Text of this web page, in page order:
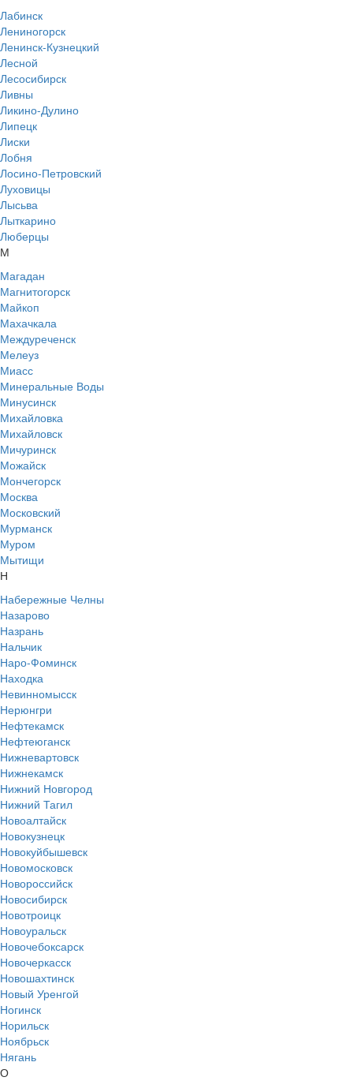
Лабинск
Лениногорск
Ленинск-Кузнецкий
Лесной
Лесосибирск
Ливны
Ликино-Дулино
Липецк
Лиски
Лобня
Лосино-Петровский
Луховицы
Лысьва
Лыткарино
Люберцы
М
Магадан
Магнитогорск
Майкоп
Махачкала
Междуреченск
Мелеуз
Миасс
Минеральные Воды
Минусинск
Михайловка
Михайловск
Мичуринск
Можайск
Мончегорск
Москва
Московский
Мурманск
Муром
Мытищи
Н
Набережные Челны
Назарово
Назрань
Нальчик
Наро-Фоминск
Находка
Невинномысск
Нерюнгри
Нефтекамск
Нефтеюганск
Нижневартовск
Нижнекамск
Нижний Новгород
Нижний Тагил
Новоалтайск
Новокузнецк
Новокуйбышевск
Новомосковск
Новороссийск
Новосибирск
Новотроицк
Новоуральск
Новочебоксарск
Новочеркасск
Новошахтинск
Новый Уренгой
Ногинск
Норильск
Ноябрьск
Нягань
О